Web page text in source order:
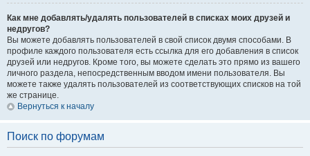
Как мне добавлять/удалять пользователей в списках моих друзей и
недругов?
Вы можете добавлять пользователей в свой список двумя способами. В
профиле каждого пользователя есть ссылка для его добавления в список
друзей или недругов. Кроме того, вы можете сделать это прямо из вашего
личного раздела, непосредственным вводом имени пользователя. Вы
можете также удалять пользователей из соответствующих списков на той
же странице.
Вернуться к началу
Поиск по форумам